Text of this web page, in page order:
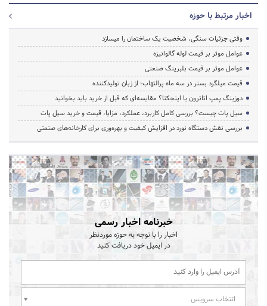
اخبار مرتبط با حوزه
وقتی جزئیات سنگی، شخصیت یک ساختمان را میسازد
عوامل موثر بر قیمت لوله گالوانیزه
عوامل موثر بر قیمت بلبرینگ صنعتی
قیمت میلگرد بستر در سه ماه پرالتهاب؛ از زبان تولیدکننده
دوزینگ پمپ اتاترون یا اینجکتا؟ مقایسه‌ای که قبل از خرید باید بخوانید
سیل پات چیست؟ بررسی کامل کاربرد، عملکرد، مزایا، قیمت و خرید سیل پات
بررسی نقش دستگاه نورد در افزایش کیفیت و بهره‌وری برای کارخانه‌های صنعتی
خبرنامه اخبار رسمی
اخبار را با توجه به حوزه موردنظر
در ایمیل خود دریافت کنید
انتخاب سرویس